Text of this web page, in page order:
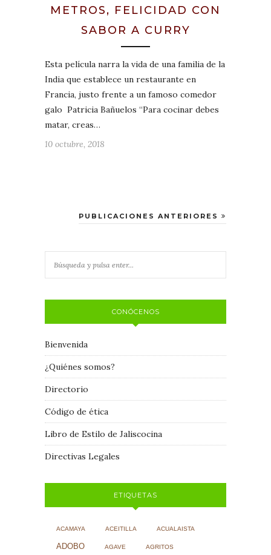
METROS, FELICIDAD CON
SABOR A CURRY
Esta película narra la vida de una familia de la
India que establece un restaurante en
Francia, justo frente a un famoso comedor
galo Patricia Bañuelos “Para cocinar debes
matar, creas…
10 octubre, 2018
PUBLICACIONES ANTERIORES
CONÓCENOS
Bienvenida
¿Quiénes somos?
Directorio
Código de ética
Libro de Estilo de Jaliscocina
Directivas Legales
ETIQUETAS
ACAMAYA ACEITILLA ACUALAISTA
ADOBO AGAVE AGRITOS